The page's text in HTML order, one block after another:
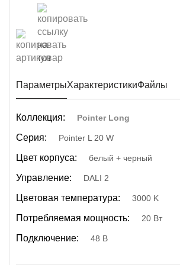
ПараметрыХарактеристикиФайлы
Коллекция: Pointer Long
Серия: Pointer L 20 W
Цвет корпуса: белый + черный
Управление: DALI 2
Цветовая температура: 3000 K
Потребляемая мощность: 20 Вт
Подключение: 48 В